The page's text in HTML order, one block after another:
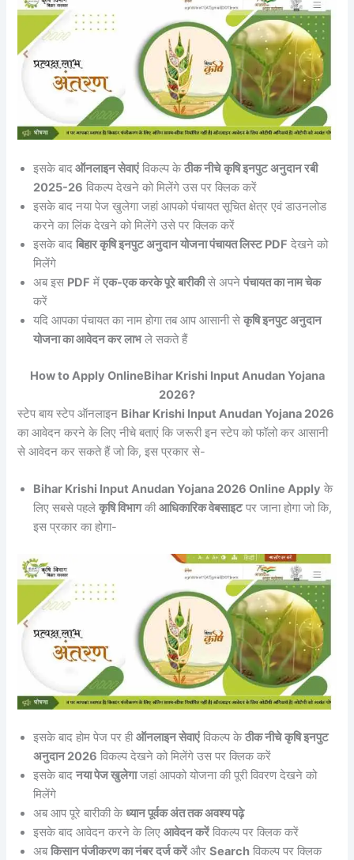
इसके बादऑनलाइन सेवाएंविकल्प केठीक नीचे कृषि इनपुट अनुदान रबी
2025-26 विकल्प देखने को मिलेंगे उस पर क्लिक करें
इसके बाद नया पेज खुलेगा जहां आपको पंचायत सूचित क्षेत्र एवं डाउनलोड
करने का लिंक देखने को मिलेंगे उसे पर क्लिक करें
इसके बादबिहार कृषि इनपुट अनुदान योजना पंचायत लिस्ट PDF देखने को
मिलेंगे
अब इस PDF मेंएक-एक करके पूरे बारीकीसे अपनेपंचायत का नाम चेक
करें
यदि आपका पंचायत का नाम होगा तब आप आसानी सेकृषि इनपुट अनुदान
योजना का आवेदन कर लाभले सकते हैं
How to Apply OnlineBihar Krishi Input Anudan Yojana
2026?
स्टेप बाय स्टेप ऑनलाइन Bihar Krishi Input Anudan Yojana 2026
का आवेदन करने के लिए नीचे बताएं कि जरूरी इन स्टेप को फॉलो कर आसानी
से आवेदन कर सकते हैं जो कि, इस प्रकार से-
Bihar Krishi Input Anudan Yojana 2026 Online Apply के
लिए सबसे पहलेकृषि विभागकीआधिकारिक वेबसाइटपर जाना होगा जो कि,
इस प्रकार का होगा-
इसके बाद होम पेज पर हीऑनलाइन सेवाएंविकल्प केठीक नीचे कृषि इनपुट
अनुदान 2026 विकल्प देखने को मिलेंगे उस पर क्लिक करें
इसके बादनया पेज खुलेगाजहां आपको योजना की पूरी विवरण देखने को
मिलेंगे
अब आप पूरे बारीकी केध्यान पूर्वक अंत तक अवश्य पढ़े
इसके बाद आवेदन करने के लिएआवेदन करेंविकल्प पर क्लिक करें
अबकिसान पंजीकरण का नंबर दर्ज करेंऔरSearch विकल्प पर क्लिक